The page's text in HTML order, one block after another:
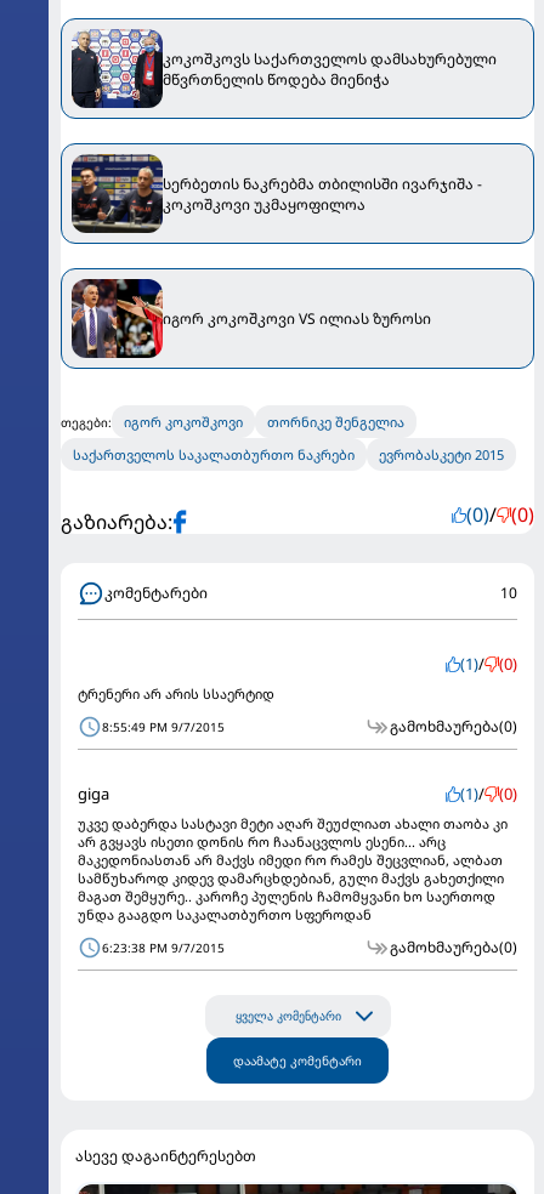
კოკოშკოვს საქართველოს დამსახურებული
მწვრთნელის წოდება მიენიჭა
სერბეთის ნაკრებმა თბილისში ივარჯიშა -
კოკოშკოვი უკმაყოფილოა
იგორ კოკოშკოვი VS ილიას ზუროსი
თეგები: იგორ კოკოშკოვი
თორნიკე შენგელია
საქართველოს საკალათბურთო ნაკრები
ევრობასკეტი 2015
გაზიარება: (0)/ (0)
კომენტარები 10
(1)/ (0)
ტრენერი არ არის სსაერტიდ
8:55:49 PM 9/7/2015 გამოხმაურება(0)
giga (1)/ (0)
უკვე დაბერდა სასტავი მეტი აღარ შეუძლიათ ახალი თაობა კი
არ გვყავს ისეთი დონის რო ჩაანაცვლოს ესენი... არც
მაკედონიასთან არ მაქვს იმედი რო რამეს შეცვლიან, ალბათ
სამწუხაროდ კიდევ დამარცხდებიან, გული მაქვს გახეთქილი
მაგათ შემყურე.. კაროჩე პულენის ჩამომყვანი ხო საერთოდ
უნდა გააგდო საკალათბურთო სფეროდან
6:23:38 PM 9/7/2015 გამოხმაურება(0)
ყველა კომენტარი
დაამატე კომენტარი
ასევე დაგაინტერესებთ